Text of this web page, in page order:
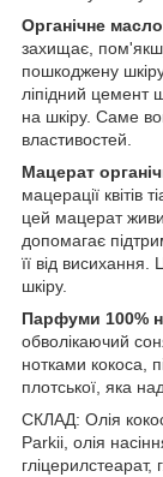
Органічне
захищає,
пошкоджену
ліпідний цемент
на шкіру. Саме
властивостей.
Мацерат
мацерації квітів
цей мацерат
допомагає
її від
шкіру.
Парфуми 100%
обволікаючий
нотками кокоса,
плотської, яка
СКЛАД: Олія
Parkii, олія
гліцерилстеарат,